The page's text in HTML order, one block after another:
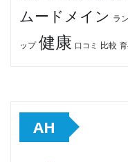
ムードメイン ラ
ップ 健康 口コミ 比較
AH